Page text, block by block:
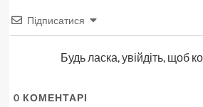
Підписатися
Будь ласка, увійдіть, щоб
0 КОМЕНТАРІ